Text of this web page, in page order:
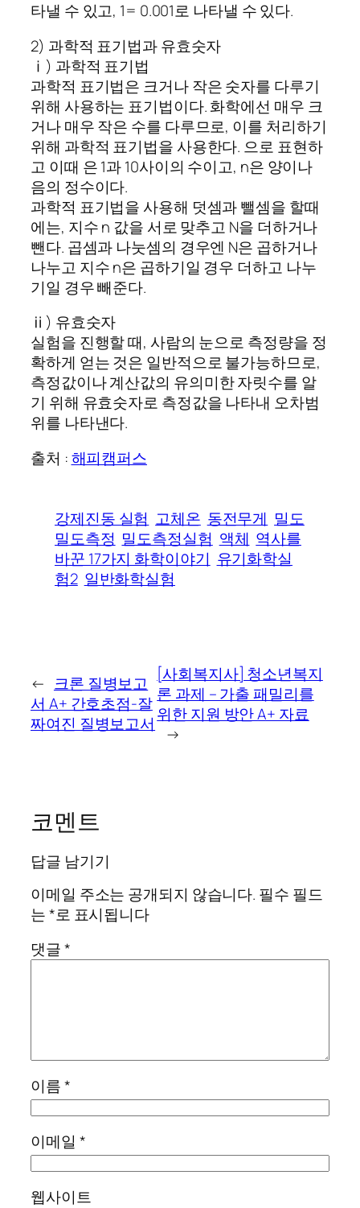
타낼 수 있고, 1= 0.001로 나타낼 수 있다.
2) 과학적 표기법과 유효숫자
ⅰ) 과학적 표기법
과학적 표기법은 크거나 작은 숫자를 다루기
위해 사용하는 표기법이다. 화학에선 매우 크
거나 매우 작은 수를 다루므로, 이를 처리하기
위해 과학적 표기법을 사용한다. 으로 표현하
고 이때 은 1과 10사이의 수이고, n은 양이나
음의 정수이다.
과학적 표기법을 사용해 덧셈과 뺄셈을 할때
에는, 지수 n 값을 서로 맞추고 N을 더하거나
뺀다. 곱셈과 나눗셈의 경우엔 N은 곱하거나
나누고 지수 n은 곱하기일 경우 더하고 나누
기일 경우 빼준다.
ⅱ) 유효숫자
실험을 진행할 때, 사람의 눈으로 측정량을 정
확하게 얻는 것은 일반적으로 불가능하므로,
측정값이나 계산값의 유의미한 자릿수를 알
기 위해 유효숫자로 측정값을 나타내 오차범
위를 나타낸다.
출처 :해피캠퍼스
강제진동 실험 고체온 동전무게 밀도
밀도측정 밀도측정실험 액체 역사를
바꾼 17가지 화학이야기 유기화학실
험2 일반화학실험
← 크론 질병보고
서 A+ 간호초점-잘
짜여진 질병보고서
[사회복지사] 청소년복지
론 과제 – 가출 패밀리를
위한 지원 방안 A+ 자료
→
코멘트
답글 남기기
이메일 주소는 공개되지 않습니다. 필수 필드
는*로 표시됩니다
댓글*
이름*
이메일 *
웹사이트